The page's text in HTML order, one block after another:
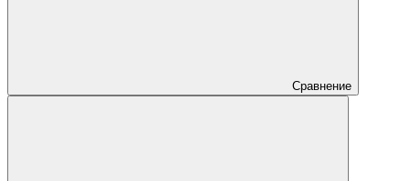
Сравнение